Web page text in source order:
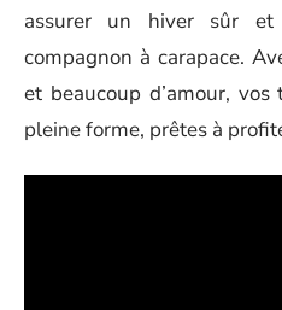
assurer un hiver sûr et
compagnon à carapace.
et beaucoup d’amour,
pleine forme, prêtes à